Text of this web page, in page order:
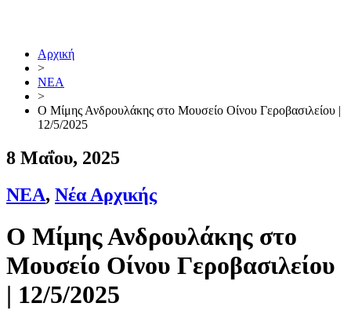
Αρχική
>
ΝΕΑ
>
Ο Μίμης Ανδρουλάκης στο Μουσείο Οίνου Γεροβασιλείου |
12/5/2025
8 Μαΐου, 2025
ΝΕΑ, Νέα Αρχικής
Ο Μίμης Ανδρουλάκης στο
Μουσείο Οίνου Γεροβασιλείου
| 12/5/2025